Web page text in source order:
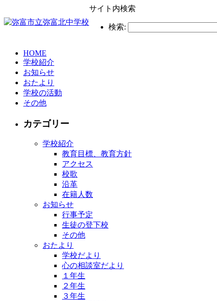
サイト内検索
検索:
HOME
学校紹介
お知らせ
おたより
学校の活動
その他
カテゴリー
学校紹介
教育目標、教育方針
アクセス
校歌
沿革
在籍人数
お知らせ
行事予定
生徒の登下校
その他
おたより
学校だより
心の相談室だより
１年生
２年生
３年生